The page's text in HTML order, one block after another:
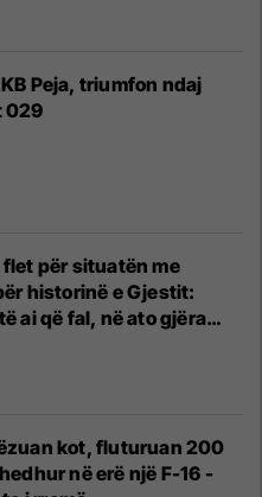
Peja, triumfon ndaj
029
flet për situatën me
historinë e Gjestit:
ai që fal, në ato gjëra
prekësh askënd
kot, fluturuan 200
në erë një F-16 -